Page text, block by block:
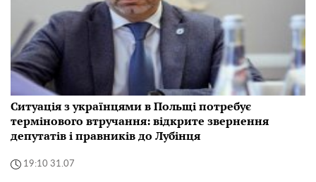
Ситуація з українцями в Польщі потребує
термінового втручання: відкрите звернення
депутатів і правників до Лубінця
19:10 31.07